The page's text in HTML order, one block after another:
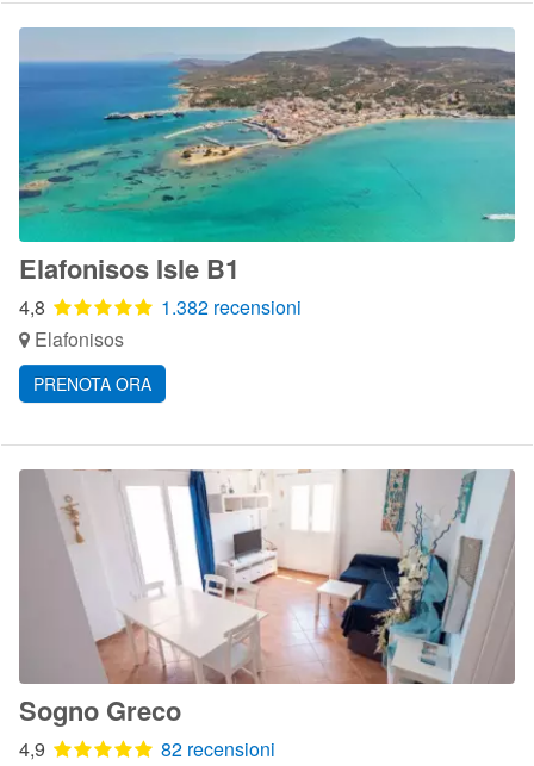
Elafonisos Isle B1
4,8
1.382 recensioni
Elafonisos
PRENOTA ORA
Sogno Greco
4,9
82 recensioni